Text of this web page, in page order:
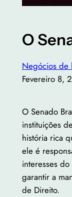
O
Negócios de
Fevereiro 8,
O Senado
instituições
história rica
ele é
interesses
garantir a
de Direito.